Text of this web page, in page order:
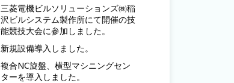
三菱電機ビルソリューションズ㈱稲
沢ビルシステム製作所にて開催の技
能競技大会に参加しました。
新規設備導入しました。
複合NC旋盤、横型マシニングセン
ターを導入しました。